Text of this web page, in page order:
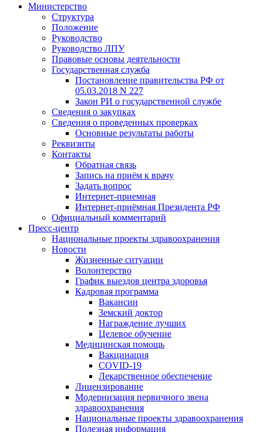
Министерство
Структура
Положение
Руководство
Руководство ЛПУ
Правовые основы деятельности
Государственная служба
Постановление правительства РФ от
05.03.2018 N 227
Закон РИ о государственной службе
Сведения о закупках
Сведения о проведенных проверках
Основные результаты работы
Реквизиты
Контакты
Обратная связь
Запись на приём к врачу
Задать вопрос
Интернет-приемная
Интернет-приёмная Президента РФ
Официальный комментарий
Пресс-центр
Национальные проекты здравоохранения
Новости
Жизненные ситуации
Волонтерство
График выездов центра здоровья
Кадровая программа
Вакансии
Земский доктор
Награждение лучших
Целевое обучение
Медицинская помощь
Вакцинация
COVID-19
Лекарственное обеспечение
Лицензирование
Модернизация первичного звена
здравоохранения
Национальные проекты здравоохранения
Полезная информация